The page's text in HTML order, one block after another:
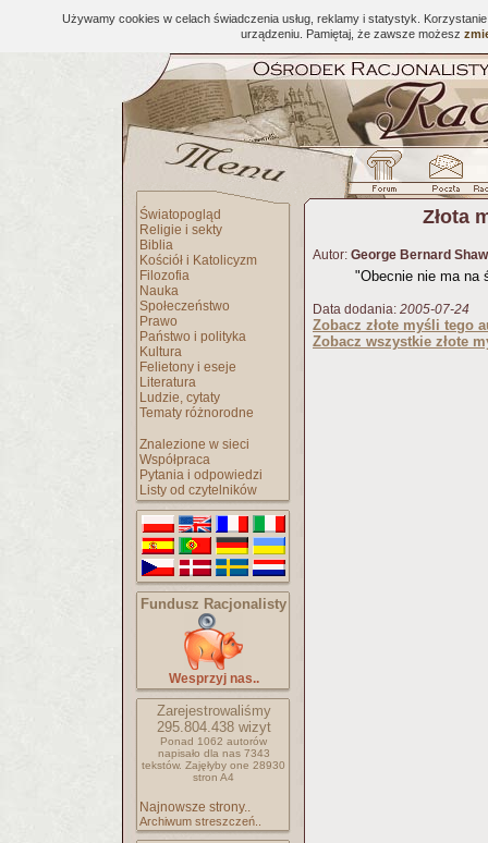
Używamy cookies w celach świadczenia usług, reklamy i statystyk.
urządzeniu. Pamiętaj, że zawsze możesz
Światopogląd
Religie i sekty
Biblia
Kościół i Katolicyzm
Filozofia
Nauka
Społeczeństwo
Prawo
Państwo i polityka
Kultura
Felietony i eseje
Literatura
Ludzie, cytaty
Tematy różnorodne
Znalezione w sieci
Współpraca
Pytania i odpowiedzi
Listy od czytelników
Fundusz Racjonalisty
Wesprzyj nas..
Zarejestrowaliśmy
295.804.438wizyt
Ponad 1062 autorów
napisało dla nas 7343
tekstów. Zajęłyby one 28930
stron A4
Najnowsze strony..
Archiwum streszczeń..
Złota
Autor: George Bernard Shaw
"Obecnie nie ma na
Data dodania: 2005-07-24
Zobacz złote myśli tego
Zobacz wszystkie złote